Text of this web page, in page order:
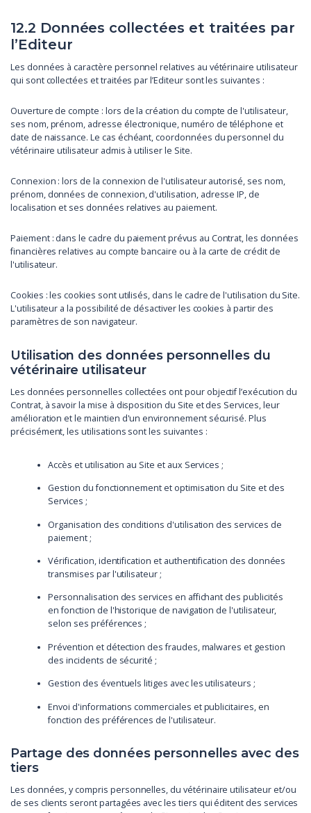
12.2 Données collectées et traitées par
l’Editeur
Les données à caractère personnel relatives au vétérinaire utilisateur
qui sont collectées et traitées par l’Editeur sont les suivantes :
Ouverture de compte : lors de la création du compte de l'utilisateur,
ses nom, prénom, adresse électronique, numéro de téléphone et
date de naissance. Le cas échéant, coordonnées du personnel du
vétérinaire utilisateur admis à utiliser le Site.
Connexion : lors de la connexion de l'utilisateur autorisé, ses nom,
prénom, données de connexion, d'utilisation, adresse IP, de
localisation et ses données relatives au paiement.
Paiement : dans le cadre du paiement prévus au Contrat, les données
financières relatives au compte bancaire ou à la carte de crédit de
l'utilisateur.
Cookies : les cookies sont utilisés, dans le cadre de l'utilisation du Site.
L'utilisateur a la possibilité de désactiver les cookies à partir des
paramètres de son navigateur.
Utilisation des données personnelles du
vétérinaire utilisateur
Les données personnelles collectées ont pour objectif l’exécution du
Contrat, à savoir la mise à disposition du Site et des Services, leur
amélioration et le maintien d'un environnement sécurisé. Plus
précisément, les utilisations sont les suivantes :
Accès et utilisation au Site et aux Services ;
Gestion du fonctionnement et optimisation du Site et des
Services ;
Organisation des conditions d'utilisation des services de
paiement ;
Vérification, identification et authentification des données
transmises par l'utilisateur ;
Personnalisation des services en affichant des publicités
en fonction de l'historique de navigation de l'utilisateur,
selon ses préférences ;
Prévention et détection des fraudes, malwares et gestion
des incidents de sécurité ;
Gestion des éventuels litiges avec les utilisateurs ;
Envoi d'informations commerciales et publicitaires, en
fonction des préférences de l'utilisateur.
Partage des données personnelles avec des
tiers
Les données, y compris personnelles, du vétérinaire utilisateur et/ou
de ses clients seront partagées avec les tiers qui éditent des services